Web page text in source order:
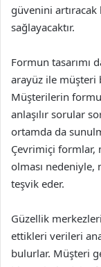
güvenini artıracak
sağlayacaktır.
Formun tasarımı
arayüz ile müşteri
Müşterilerin
anlaşılır sorular
ortamda da
Çevrimiçi formlar,
olması
teşvik eder.
Güzellik
ettikleri verileri
bulurlar. Müşteri